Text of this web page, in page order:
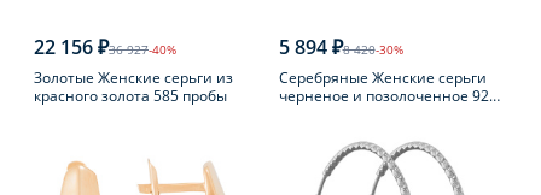
22 156 ₽36 927-40%
Золотые Женские серьги из
красного золота 585 пробы
5 894 ₽8 420-30%
Серебряные Женские серьги
черненое и позолоченное 925